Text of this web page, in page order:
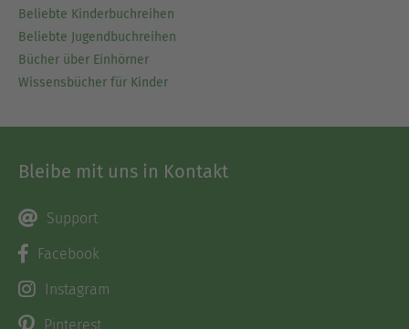
Beliebte Kinderbuchreihen
Beliebte Jugendbuchreihen
Bücher über Einhörner
Wissensbücher für Kinder
Bleibe mit uns in Kontakt
Support
Facebook
Instagram
Pinterest